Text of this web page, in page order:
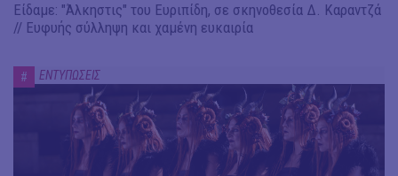
Είδαμε: "Άλκηστις" του Ευριπίδη, σε σκηνοθεσία Δ. Καραντζά
// Ευφυής σύλληψη και χαμένη ευκαιρία
# ΕΝΤΥΠΩΣΕΙΣ